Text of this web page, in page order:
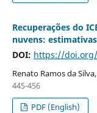
Recuperações do
nuvens:
DOI: https://doi.org/
Renato Ramos da
445-456
PDF (English)